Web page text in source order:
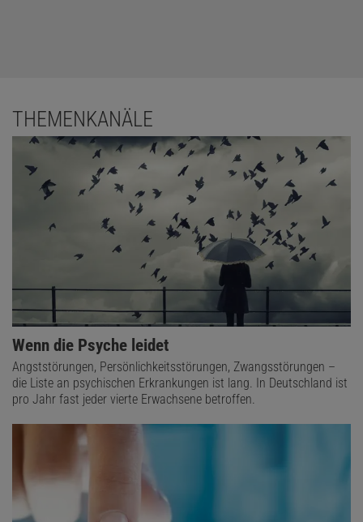
THEMENKANÄLE
Wenn die Psyche leidet
Angststörungen, Persönlichkeitsstörungen, Zwangsstörungen –
die Liste an psychischen Erkrankungen ist lang. In Deutschland ist
pro Jahr fast jeder vierte Erwachsene betroffen.